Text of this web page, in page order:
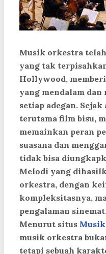
Musik orkestra
yang tak
Hollywood,
yang mendalam
setiap adegan.
terutama film bisu,
memainkan peran
suasana dan
tidak bisa
Melodi yang
orkestra, dengan
kompleksitasnya,
pengalaman
Menurut situs
musik orkestra
tetapi sebuah